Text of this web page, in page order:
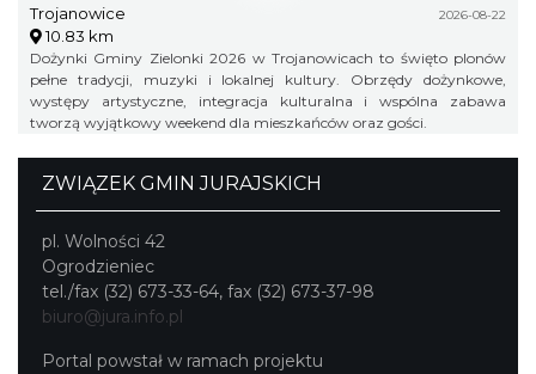
Trojanowice 2026-08-22
10.83 km
Dożynki Gminy Zielonki 2026 w Trojanowicach to święto plonów
pełne tradycji, muzyki i lokalnej kultury. Obrzędy dożynkowe,
występy artystyczne, integracja kulturalna i wspólna zabawa
tworzą wyjątkowy weekend dla mieszkańców oraz gości.
ZWIĄZEK GMIN JURAJSKICH
pl. Wolności 42
Ogrodzieniec
tel./fax (32) 673-33-64, fax (32) 673-37-98
biuro@jura.info.pl
Portal powstał w ramach projektu